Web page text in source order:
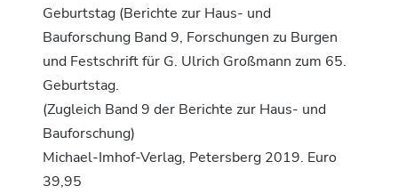
Geburtstag (Berichte zur Haus- und
Bauforschung Band 9, Forschungen zu Burgen
und Festschrift für G. Ulrich Großmann zum 65.
Geburtstag.
(Zugleich Band 9 der Berichte zur Haus- und
Bauforschung)
Michael-Imhof-Verlag, Petersberg 2019. Euro
39,95